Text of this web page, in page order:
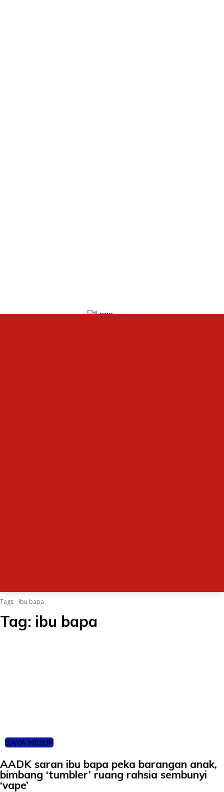
Tags Ibu bapa
Tag: ibu bapa
GAYA HIDUP
AADK saran ibu bapa peka barangan anak,
bimbang ‘tumbler’ ruang rahsia sembunyi
‘vape’